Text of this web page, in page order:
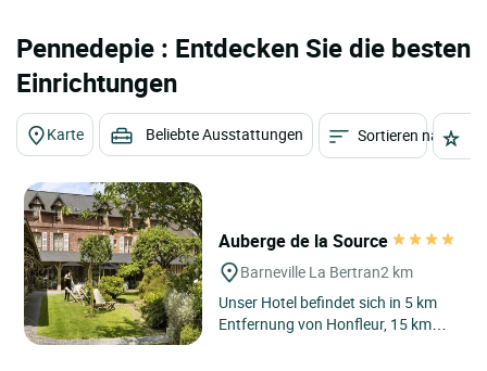
Pennedepie : Entdecken Sie die besten
Einrichtungen
Karte Beliebte Ausstattungen Sortieren nach
Auberge de la Source
Barneville La Bertran2 km
Unser Hotel befindet sich in 5 km
Entfernung von Honfleur, 15 km